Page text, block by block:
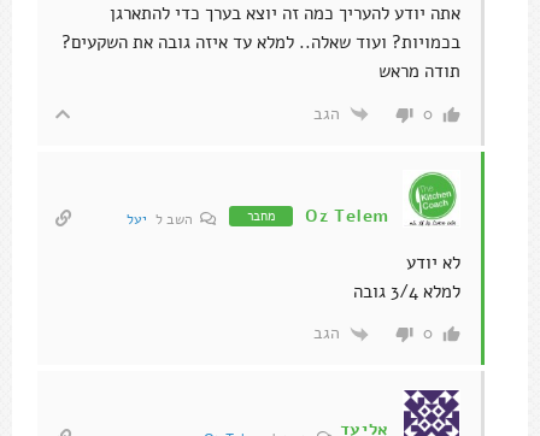
אתה יודע להעריך כמה זה יוצא בערך כדי להתארגן
בכמויות? ועוד שאלה.. למלא עד איזה גובה את השקעים?
תודה מראש
0 הגב
Oz Telem מחבר השב ל יעל
לא יודע
למלא 3/4 גובה
0 הגב
אליעד